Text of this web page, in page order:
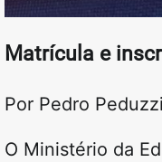
Matrícula e
Por Pedro
O Ministério da